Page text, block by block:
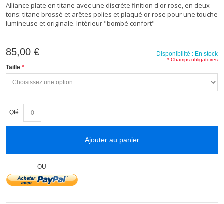
Alliance plate en titane avec une discrète finition d'or rose, en deux
tons: titane brossé et arêtes polies et plaqué or rose pour une touche
lumineuse et originale. Intérieur "bombé confort"
Disponibilité : En stock
85,00 €
Taille
* Champs obligatoires
Qté :
Ajouter au panier
-OU-